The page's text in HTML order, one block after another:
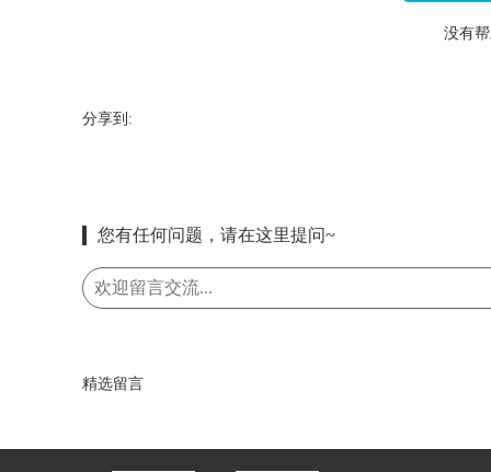
没有
分享到:
您有任何问题，请在这里提问~
精选留言